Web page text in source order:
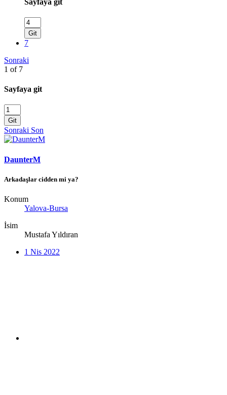
Git
7
Sonraki
1 of 7
Sayfaya git
Git
Sonraki Son
DaunterM
Arkadaşlar cidden mi ya?
Konum
Yalova-Bursa
İsim
Mustafa Yıldıran
1 Nis 2022